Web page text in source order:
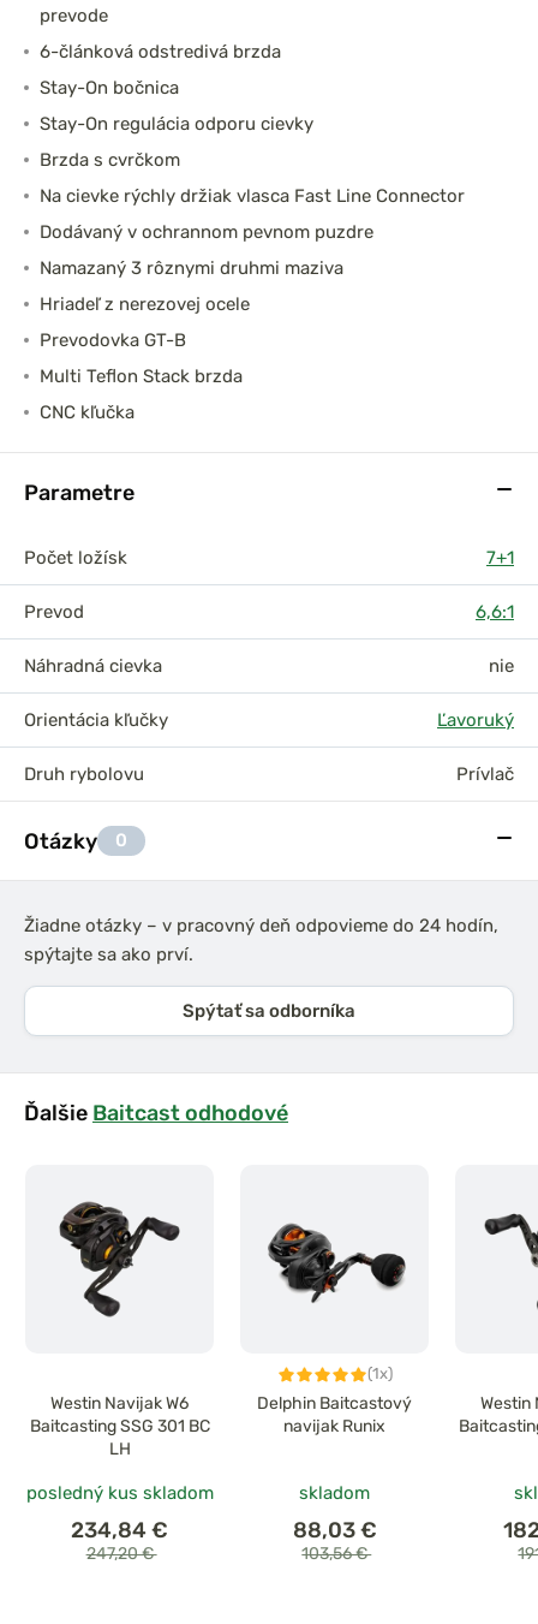
prevode
6-článková odstredivá brzda
Stay-On bočnica
Stay-On regulácia odporu cievky
Brzda s cvrčkom
Na cievke rýchly držiak vlasca Fast Line Connector
Dodávaný v ochrannom pevnom puzdre
Namazaný 3 rôznymi druhmi maziva
Hriadeľ z nerezovej ocele
Prevodovka GT-B
Multi Teflon Stack brzda
CNC kľučka
Parametre
Počet ložísk 7+1
Prevod 6,6:1
Náhradná cievka nie
Orientácia kľučky Ľavoruký
Druh rybolovu Prívlač
Otázky 0
Žiadne otázky – v pracovný deň odpovieme do 24 hodín,
spýtajte sa ako prví.
Spýtať sa odborníka
Ďalšie Baitcast odhodové
Westin Navijak W6
Baitcasting SSG 301 BC
LH
posledný kus skladom
234,84 €
247,20 €
(1x)
Delphin Baitcastový
navijak Runix
skladom
88,03 €
103,56 €
Westin